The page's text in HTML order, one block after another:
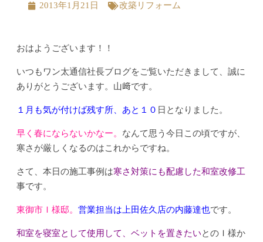
2013年1月21日 改築リフォーム
おはようございます！！
いつもワン太通信社長ブログをご覧いただきまして、誠に
ありがとうございます。山﨑です。
１月も気が付けば残す所、あと１０ 日となりました。
早く春にならないかなー。 なんて思う今日この頃ですが、
寒さが厳しくなるのはこれからですね。
さて、本日の施工事例は寒さ対策にも配慮した和室改修工
事です。
東御市Ｉ様邸。 営業担当は上田佐久店の内藤達也です。
和室を寝室として使用して、ベットを置きたいとのＩ様か